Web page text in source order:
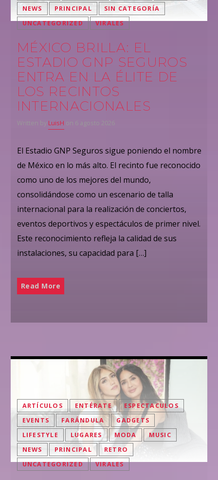
NEWS
PRINCIPAL
SIN CATEGORÍA
UNCATEGORIZED
VIRALES
MÉXICO BRILLA: EL
ESTADIO GNP SEGUROS
ENTRA EN LA ÉLITE DE
LOS RECINTOS
INTERNACIONALES
Written by LuisH on 6 agosto 2026
El Estadio GNP Seguros sigue poniendo el nombre
de México en lo más alto. El recinto fue reconocido
como uno de los mejores del mundo,
consolidándose como un escenario de talla
internacional para la realización de conciertos,
eventos deportivos y espectáculos de primer nivel.
Este reconocimiento refleja la calidad de sus
instalaciones, su capacidad para […]
Read More
ARTÍCULOS ENTÉRATE
ESPECTACULOS
EVENTS
FARÁNDULA
GADGETS
LIFESTYLE
LUGARES MODA
MUSIC
NEWS
PRINCIPAL
RETRO
UNCATEGORIZED
VIRALES